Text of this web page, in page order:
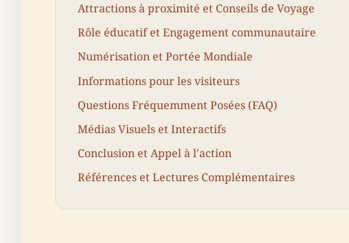
Attractions à proximité et Conseils de Voyage
Rôle éducatif et Engagement communautaire
Numérisation et Portée Mondiale
Informations pour les visiteurs
Questions Fréquemment Posées (FAQ)
Médias Visuels et Interactifs
Conclusion et Appel à l'action
Références et Lectures Complémentaires